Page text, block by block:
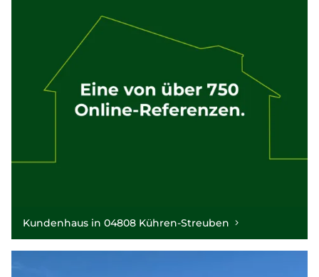
Kundenhaus in 04808 Kühren-Streuben